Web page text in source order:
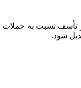
شود.